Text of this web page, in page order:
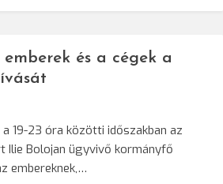
és a cégek a
19-23 óra közötti időszakban az
Ilie Bolojan ügyvivő kormányfő
embereknek,…